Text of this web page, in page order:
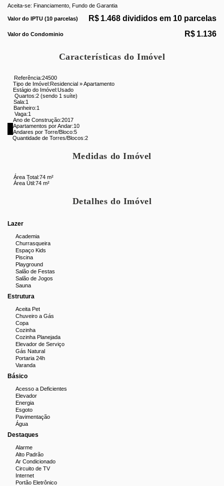
Área útil:74 m²
família e amigos
interno
Banheiro Social
Cozinha: Grande, com excelente área para armários
planejados
1ª Locação
Acabamento de Primeira
: Detalhes refinados que
Infraestrutura do Condomínio:
Portaria 24 horas
para os moradores
Área de Lazer Completa
trabalho
Banheira de Hidromassagem
bem-estar
Home Office
mesa de pocket e xadrez
2 Salões de Festas
Aceita-se: Financiamento, Fundo de Garantia
Valor do IPTU (10 parcelas) R$ 1.468 divididos em 10 parcelas
Valor do Condominio R$ 1.136
Características do Imóvel
Referência:24500
Tipo de Imóvel:Residencial »Apartamento
Estágio do Imóvel:Usado
Quartos:2 (sendo 1 suíte)
Sala:1
Banheiro:1
Vaga:1
Ano de Construção:2017
Apartamentos por Andar:10
Andares por Torre/Bloco:5
Quantidade de Torres/Blocos:2
Medidas do Imóvel
Área Total:74 m²
Área Útil:74 m²
Detalhes do Imóvel
Lazer
Academia
Churrasqueira
Espaço Kids
Piscina
Playground
Salão de Festas
Salão de Jogos
Sauna
Estrutura
Aceita Pet
Chuveiro a Gás
Copa
Cozinha
Cozinha Planejada
Elevador de Serviço
Gás Natural
Portaria 24h
Varanda
Básico
Acesso a Deficientes
Elevador
Energia
Esgoto
Pavimentação
Água
Destaques
Alarme
Alto Padrão
Ar Condicionado
Circuito de TV
Internet
Portão Eletrônico